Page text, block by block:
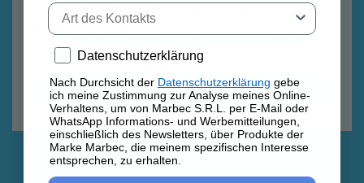
WhatsApp Informations- und Werbemitteilungen,
einschließlich des Newsletters, über Produkte der
Marke Marbec, die meinem spezifischen Interesse
entsprechen, zu erhalten.
Anmelden
Tipo di contatto
Privacy policy
Datenschutzerklärung
Nach Durchsicht der Datenschutzerklärung gebe
ich meine Zustimmung zur Analyse meines Online-
Verhaltens, um von Marbec S.R.L. per E-Mail oder
WhatsApp Informations- und Werbemitteilungen,
einschließlich des Newsletters, über Produkte der
Marke Marbec, die meinem spezifischen Interesse
entsprechen, zu erhalten.